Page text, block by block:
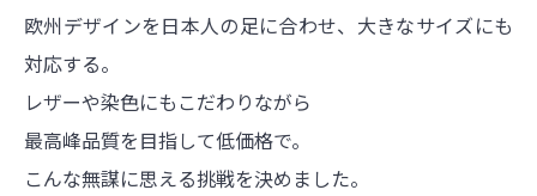
欧州デザインを日本人の足に合わせ、大きなサイズにも
対応する。
レザーや染色にもこだわりながら
最高峰品質を目指して低価格で。
こんな無謀に思える挑戦を決めました。